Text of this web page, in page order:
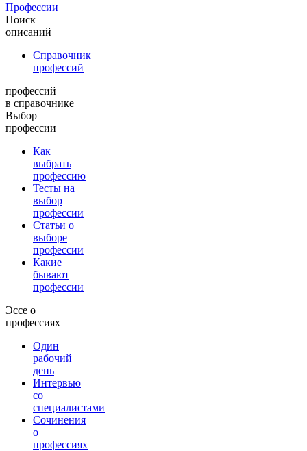
Профессии
Поиск
описаний
Справочник
профессий
профессий
в справочнике
Выбор
профессии
Как
выбрать
профессию
Тесты на
выбор
профессии
Статьи о
выборе
профессии
Какие
бывают
профессии
Эссе о
профессиях
Один
рабочий
день
Интервью
со
специалистами
Сочинения
о
профессиях